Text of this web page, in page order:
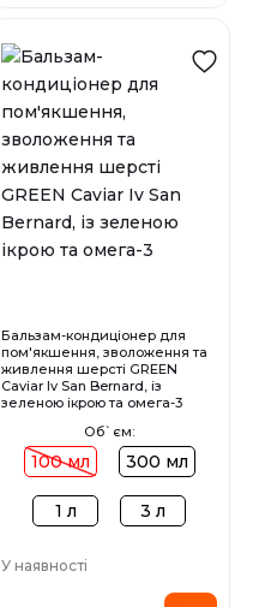
Бальзам-кондиціонер для
пом'якшення, зволоження та
живлення шерсті GREEN
Caviar Iv San Bernard, із
зеленою ікрою та омега-3
Об`єм:
100 мл 300 мл
1 л 3 л
У наявності